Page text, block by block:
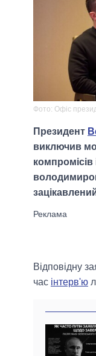
Фото: Офіс
Президент
виключив
компромісів
Відповідну
час інтерв'ю